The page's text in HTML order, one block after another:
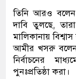
তিনি আরও
দাবি তুলছে,
মালিকানায়
আমীর খসরু বলেন,
নির্বাচনের
পুনঃপ্রতিষ্ঠা করা।